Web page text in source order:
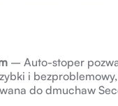
– Auto-stoper
i
do dmuchaw